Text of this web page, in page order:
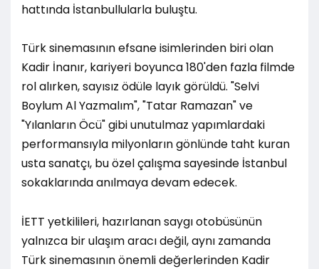
hattında İstanbullularla buluştu.
Türk sinemasının efsane isimlerinden biri olan
Kadir İnanır, kariyeri boyunca 180'den fazla filmde
rol alırken, sayısız ödüle layık görüldü. "Selvi
Boylum Al Yazmalım", "Tatar Ramazan" ve
"Yılanların Öcü" gibi unutulmaz yapımlardaki
performansıyla milyonların gönlünde taht kuran
usta sanatçı, bu özel çalışma sayesinde İstanbul
sokaklarında anılmaya devam edecek.
İETT yetkilileri, hazırlanan saygı otobüsünün
yalnızca bir ulaşım aracı değil, aynı zamanda
Türk sinemasının önemli değerlerinden Kadir